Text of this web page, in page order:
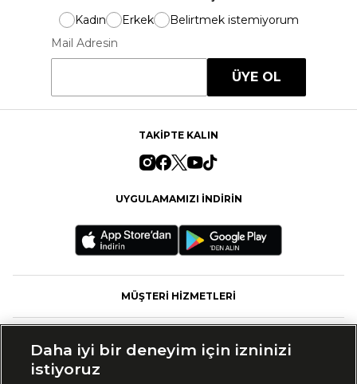
Kadın Erkek
Belirtmek istemiyorum
Mail Adresin
ÜYE OL
TAKİPTE KALIN
UYGULAMAMIZI İNDİRİN
MÜŞTERİ HİZMETLERİ
Daha iyi bir deneyim için izninizi
istiyoruz